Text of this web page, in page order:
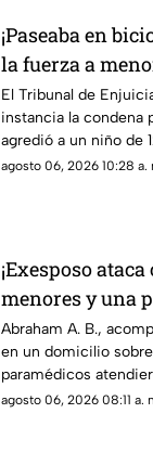
¡Paseaba en
la fuerza a
en Chihuahua;
El Tribunal de
instancia la condena
agredió a un niño de
desechó la apelación
agosto 06, 2026 10:28 a.
¡Exesposo
menores y una
gravemente
Abraham A. B.,
en un domicilio
paramédicos
heridas de esquirlas.
agosto 06, 2026 08:11 a.